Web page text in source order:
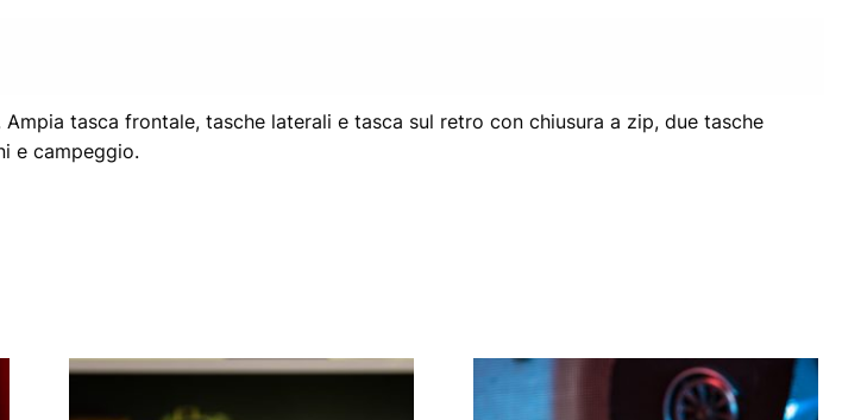
tasca frontale, tasche laterali e tasca sul retro con chiusura a zip, due tasche
e campeggio.